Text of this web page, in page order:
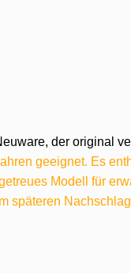
der original
geeignet. Es
Modell für
späteren